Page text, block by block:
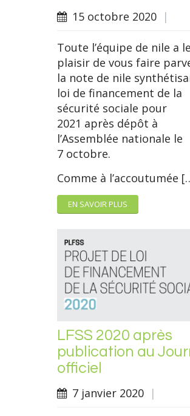
15 octobre 2020 |
Toute l’équipe de nile a
plaisir de vous faire
la note de nile
loi de financement de la
sécurité sociale pour
2021 après dépôt à
l’Assemblée nationale le
7 octobre.
Comme à l’accoutumée
EN SAVOIR PLUS
LFSS 2020 après
publication au
officiel
7 janvier 2020 |